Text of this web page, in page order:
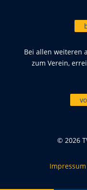
Bei allen weiteren
zum Verein,
© 2026
Impressum